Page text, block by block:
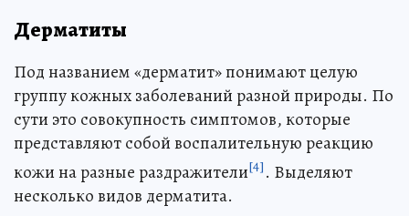
Дерматиты
Под названием «дерматит» понимают целую
группу кожных заболеваний разной природы. По
сути это совокупность симптомов, которые
представляют собой воспалительную реакцию
кожи на разные раздражители[4]. Выделяют
несколько видов дерматита.